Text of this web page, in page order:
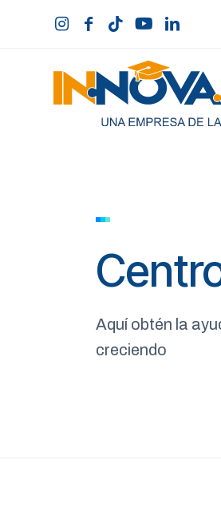
Aquí obtén la
creciendo